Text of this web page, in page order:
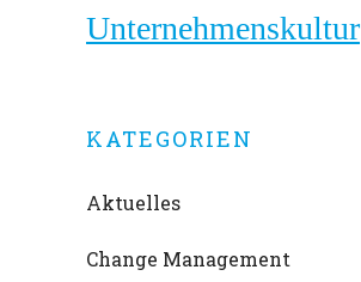
Unternehmenskultur
KATEGORIEN
Aktuelles
Change Management